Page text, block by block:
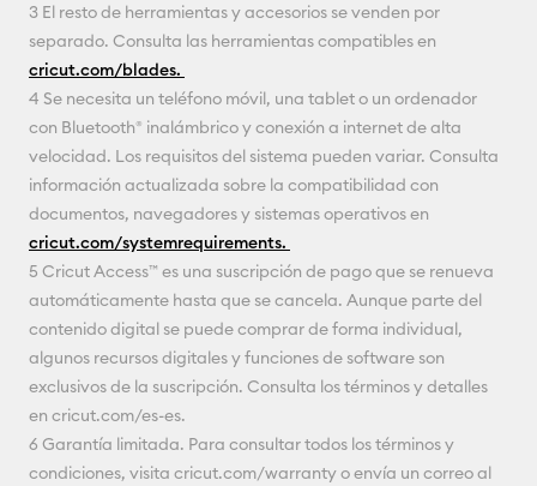
3 El resto de herramientas y accesorios se venden por
separado. Consulta las herramientas compatibles en
cricut.com/blades.
4 Se necesita un teléfono móvil, una tablet o un ordenador
con Bluetooth® inalámbrico y conexión a internet de alta
velocidad. Los requisitos del sistema pueden variar. Consulta
información actualizada sobre la compatibilidad con
documentos, navegadores y sistemas operativos en
cricut.com/systemrequirements.
5 Cricut Access™ es una suscripción de pago que se renueva
automáticamente hasta que se cancela. Aunque parte del
contenido digital se puede comprar de forma individual,
algunos recursos digitales y funciones de software son
exclusivos de la suscripción. Consulta los términos y detalles
en cricut.com/es-es.
6 Garantía limitada. Para consultar todos los términos y
condiciones, visita cricut.com/warranty o envía un correo al